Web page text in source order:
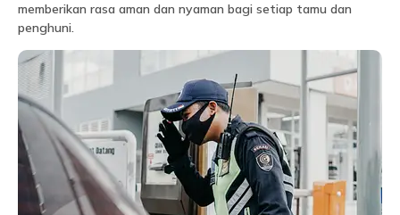
memberikan rasa aman dan nyaman bagi setiap tamu dan
penghuni.